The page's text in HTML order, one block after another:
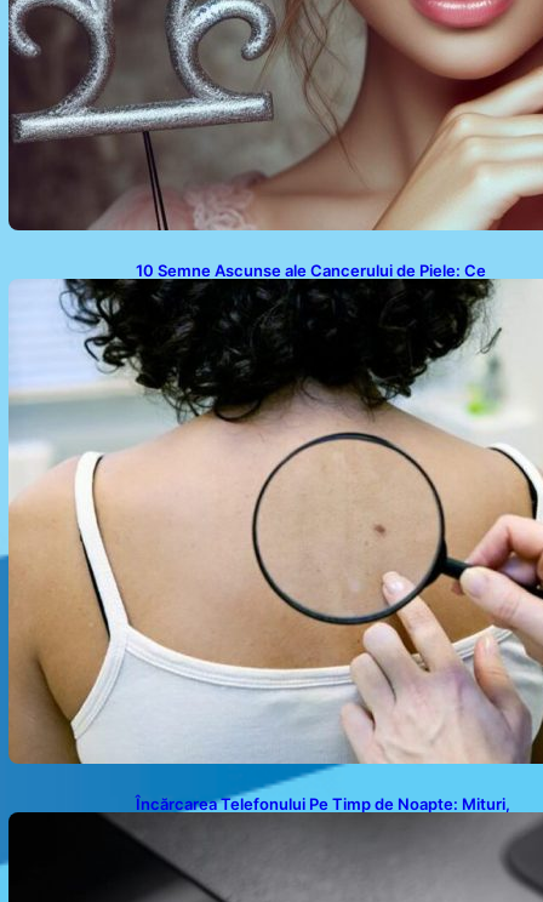
10 Semne Ascunse ale Cancerului de Piele: Ce
Trebuie să Știm pentru a Ne Proteja
Încărcarea Telefonului Pe Timp de Noapte: Mituri,